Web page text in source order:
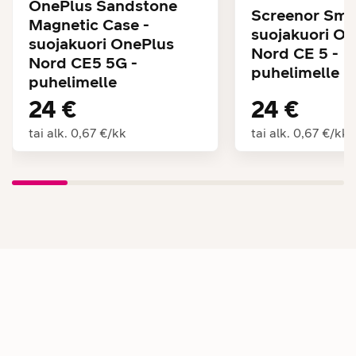
OnePlus Sandstone
Magnetic Case -
suojakuori OnePlus
Nord CE5 5G -
puhelimelle
24 €
tai alk. 0,67 €/kk
Screenor
suojakuori
Nord CE 5 -
puhelimelle
24 €
tai alk. 0,67 €/kk